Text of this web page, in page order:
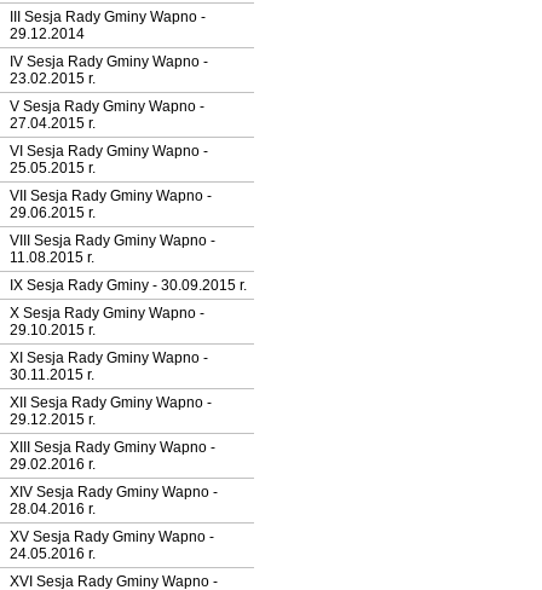
III Sesja Rady Gminy Wapno -
29.12.2014
IV Sesja Rady Gminy Wapno -
23.02.2015 r.
V Sesja Rady Gminy Wapno -
27.04.2015 r.
VI Sesja Rady Gminy Wapno -
25.05.2015 r.
VII Sesja Rady Gminy Wapno -
29.06.2015 r.
VIII Sesja Rady Gminy Wapno -
11.08.2015 r.
IX Sesja Rady Gminy - 30.09.2015 r.
X Sesja Rady Gminy Wapno -
29.10.2015 r.
XI Sesja Rady Gminy Wapno -
30.11.2015 r.
XII Sesja Rady Gminy Wapno -
29.12.2015 r.
XIII Sesja Rady Gminy Wapno -
29.02.2016 r.
XIV Sesja Rady Gminy Wapno -
28.04.2016 r.
XV Sesja Rady Gminy Wapno -
24.05.2016 r.
XVI Sesja Rady Gminy Wapno -